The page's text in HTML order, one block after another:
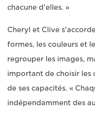
chacune d'elles. »
Cheryl et Clive
formes, les couleurs et
regrouper les images,
important de choisir les
de ses capacités. «
indépendamment des